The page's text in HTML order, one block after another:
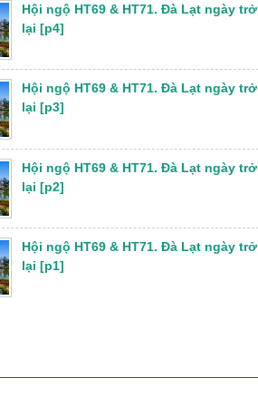
Hội ngộ HT69 & HT71. Đà Lạt ngày trở
lại [p4]
Hội ngộ HT69 & HT71. Đà Lạt ngày trở
lại [p3]
Hội ngộ HT69 & HT71. Đà Lạt ngày trở
lại [p2]
Hội ngộ HT69 & HT71. Đà Lạt ngày trở
lại [p1]